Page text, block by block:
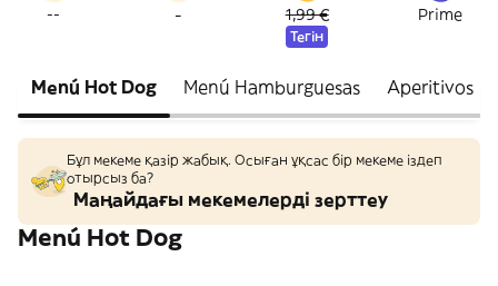
-- - 1,99 €
Тегін
Prime
Menú Hot Dog Menú Hamburguesas Aperitivos
Бұл мекеме қазір жабық. Осыған ұқсас бір мекеме іздеп
отырсыз ба?
Маңайдағы мекемелерді зерттеу
Menú Hot Dog